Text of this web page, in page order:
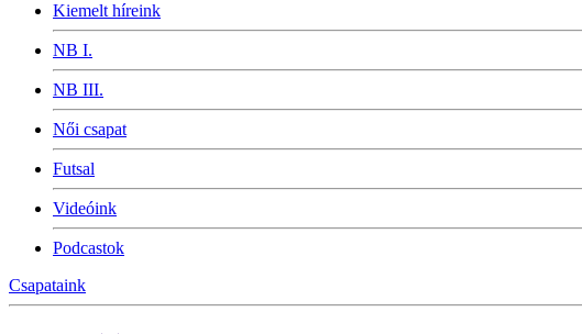
Kiemelt híreink
NB I.
NB III.
Női csapat
Futsal
Videóink
Podcastok
Csapataink